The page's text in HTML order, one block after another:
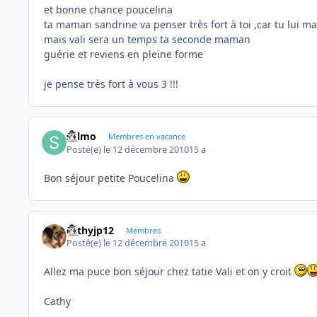
et bonne chance poucelina
ta maman sandrine va penser très fort à toi ,car tu lui
mais vali sera un temps ta seconde maman
guérie et reviens en pleine forme
je pense très fort à vous 3 !!!
sylmo Membres en vacance
Posté(e) le 12 décembre 201015 a
Bon séjour petite Poucelina
cathyjp12 Membres
Posté(e) le 12 décembre 201015 a
Allez ma puce bon séjour chez tatie Vali et on y croit
Cathy